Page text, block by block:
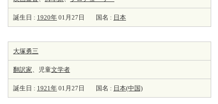
誕生日 : 1920年 01月27日 国名 : 日本
大塚勇三
翻訳家、児童文学者
誕生日 : 1921年 01月27日 国名 : 日本(中国)